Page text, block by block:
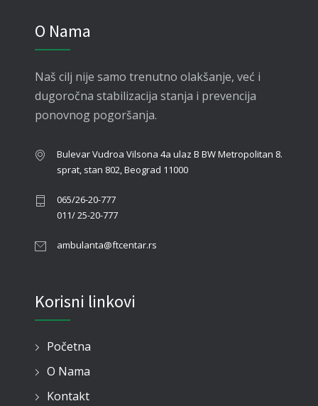
O Nama
Naš cilj nije samo trenutno olakšanje, već i
dugoročna stabilizacija stanja i prevencija
ponovnog pogoršanja.
Bulevar Vudroa Vilsona 4a ulaz B BW Metropolitan 8.
sprat, stan 802, Beograd 11000
065/26-20-777
011/ 25-20-777
ambulanta@ftcentar.rs
Korisni linkovi
Početna
O Nama
Kontakt